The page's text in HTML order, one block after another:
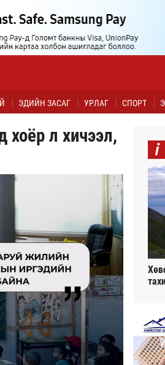
ЭДИЙН ЗАСАГ УРЛАГ СПОРТ
хоёр л хичээл,
i